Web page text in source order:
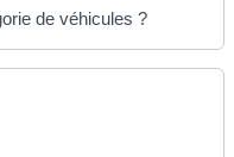
de véhicules ?